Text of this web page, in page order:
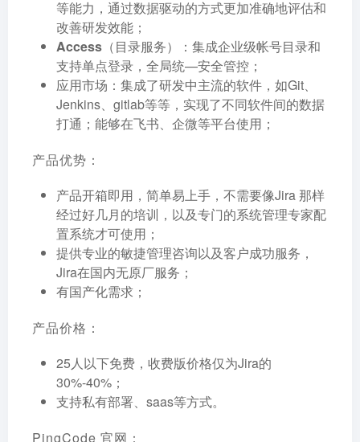
等能力，通过数据驱动的方式更加准确地评估和
改善研发效能；
Access（目录服务）
：集成企业级帐号目录和
支持单点登录，全局统—安全管控；
应用市场 ：集成了研发中主流的软件，如Git、
Jenkins、gitlab等等，实现了不同软件间的数据
打通；能够在飞书、企微等平台使用；
产品优势：
产品开箱即用，简单易上手，不需要像Jira 那样
经过好几月的培训，以及专门的系统管理专家配
置系统才可使用；
提供专业的敏捷管理咨询以及客户成功服务，
Jira在国内无原厂服务；
有国产化需求；
产品价格 ：
25人以下免费，收费版价格仅为Jira的
30%-40%；
支持私有部署、saas等方式。
PingCode 官网：